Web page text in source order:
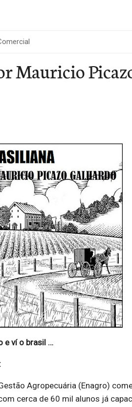
Mauricio
e ví o brasil …
Agropecuária (Enagro)
cerca de 60 mil alunos já